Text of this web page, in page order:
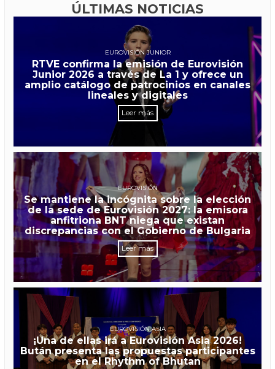
ÚLTIMAS NOTICIAS
EUROVISIÓN JUNIOR
RTVE confirma la emisión de Eurovisión
Junior 2026 a través de La 1 y ofrece un
amplio catálogo de patrocinios en canales
lineales y digitales
Leer más
EUROVISIÓN
Se mantiene la incógnita sobre la elección
de la sede de Eurovisión 2027: la emisora
anfitriona BNT niega que existan
discrepancias con el Gobierno de Bulgaria
Leer más
EUROVISIÓN ASIA
¡Una de ellas irá a Eurovisión Asia 2026!
Bután presenta las propuestas participantes
en el Rhythm of Bhutan